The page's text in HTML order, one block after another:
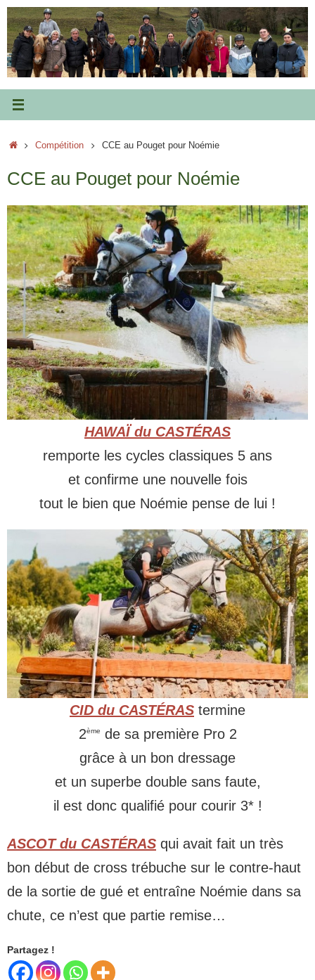
Passer
au
contenu
Accueil
Compétition CCE au Pouget pour Noémie
CCE au Pouget pour Noémie
HAWAÏ du CASTÉRAS
remporte les cycles classiques 5 ans
et confirme une nouvelle fois
tout le bien que Noémie pense de lui !
CID du CASTÉRAS termine
2ème
de sa première Pro 2
grâce à un bon dressage
et un superbe double sans faute,
il est donc qualifié pour courir 3* !
ASCOT du CASTÉRAS qui avait fait un très
bon début de cross trébuche sur le contre-haut
de la sortie de gué et entraîne Noémie dans sa
chute, ce n’est que partie remise…
Partagez !